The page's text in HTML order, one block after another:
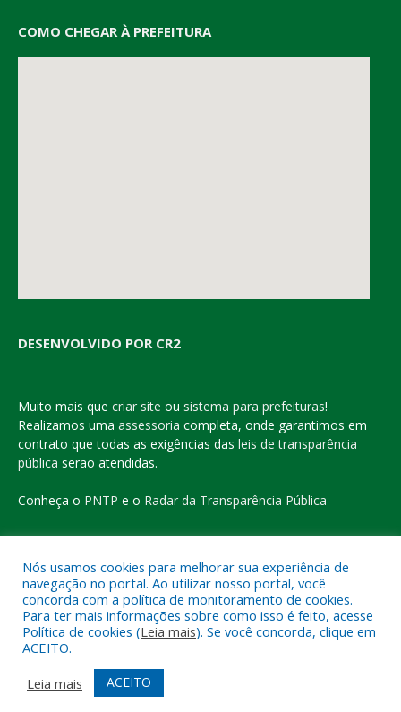
COMO CHEGAR À PREFEITURA
DESENVOLVIDO POR CR2
Muito mais que criar site ou sistema para prefeituras!
Realizamos uma assessoria completa, onde garantimos em
contrato que todas as exigências das leis de transparência
pública serão atendidas.
Conheça o PNTP e o Radar da Transparência Pública
Todos os direitos reservados a Prefeitura Municipal de Eldorado
do Carajás
Mapa do Site
Acessar o Webmail
Nós usamos cookies para melhorar sua experiência de
navegação no portal. Ao utilizar nosso portal, você
concorda com a política de monitoramento de cookies.
Para ter mais informações sobre como isso é feito, acesse
Política de cookies (Leia mais). Se você concorda, clique em
ACEITO.
Leia mais
ACEITO